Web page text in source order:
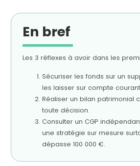
En bref
Les 3 réflexes à avoir dans les
Sécuriser les fonds sur un
les laisser sur compte
Réaliser un bilan patrimonial
toute décision.
Consulter un CGP
une stratégie sur mesure
dépasse 100 000 €.